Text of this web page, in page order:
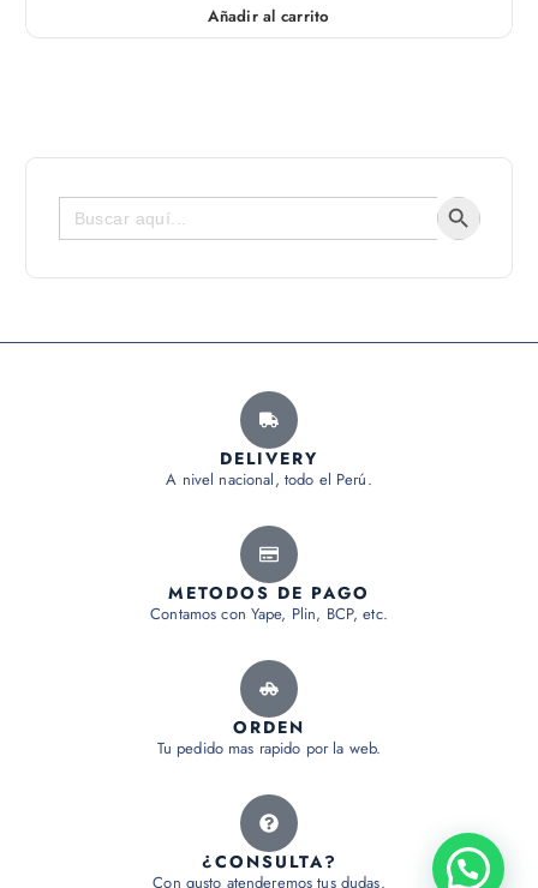
Añadir al carrito
Buscar: Botón de
DELIVERY
A nivel nacional, todo el Perú.
METODOS DE PAGO
Contamos con Yape, Plin, BCP, etc.
ORDEN
Tu pedido mas rapido por la web.
¿CONSULTA?
Con gusto atenderemos tus dudas.